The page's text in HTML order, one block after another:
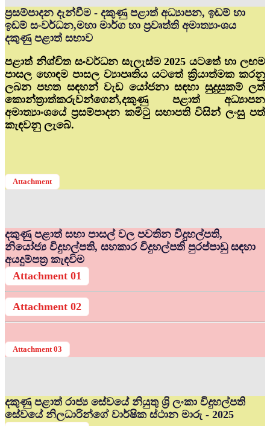
ප්‍රසම්පාදන දැන්වීම - දකුණු පළාත් අධ්‍යාපන, ඉඩම් හා
ඉඩම් සංවර්ධන,මහා මාර්ග හා ප්‍රවෘත්ති අමාත්‍යාංශය
දකුණු පළාත් සභාව
පළාත් නිශ්චිත සංවර්ධන සැලැස්ම 2025 යටතේ හා ලඟම
පාසල හොඳම පාසල ව්‍යාපෘතිය යටතේ ක්‍රියාත්මක කරනු
ලබන පහත සඳහන් වැඩ යෝජනා සඳහා සුදුසුකම් ලත්
කොන්ත්‍රාත්කරුවන්ගෙන්,දකුණු පළාත් අධ්‍යාපන
අමාත්‍යාංශයේ ප්‍රසම්පාදන කමිටු සභාපති විසින් ලංසු පත්
කැඳවනු ලැබේ.
Attachment
දකුණු පළාත් සභා පාසල් වල පවතින විදුහල්පති,
නියෝජ්‍ය විදුහල්පති, සහකාර විදුහල්පති පුරප්පාඩු සඳහා
අයදුම්පත්‍ර කැඳවිම
Attachment 01
Attachment 02
Attachment 03
දකුණු පළාත් රාජ්‍ය සේවයේ නියුතු ශ්‍රි ලංකා විදුහල්පති
සේවයේ නිලධාරින්ගේ වාර්ෂික ස්ථාන මාරු - 2025